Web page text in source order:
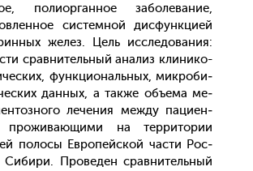
по­ли­ор­ганное за­боле­вание,
сис­темной дис­фун­кци­ей
же­лез. Цель ис­сле­дова­ния:
срав­ни­тель­ный ана­лиз кли­нико-
фун­кци­ональ­ных, мик­ро­би­
дан­ных, а так­же объ­ема ме­
ле­чения меж­ду па­ци­ен­
про­жива­ющи­ми на тер­ри­тории
по­лосы Ев­ро­пей­ской час­ти Рос­
Про­веден срав­ни­тель­ный